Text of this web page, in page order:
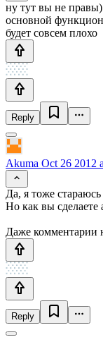
ну тут вы не правы)
основной
будет совсем плохо
Reply
Akuma Oct 26 2012
Да, я тоже
Но как вы сделаете
Даже комментарии
Reply